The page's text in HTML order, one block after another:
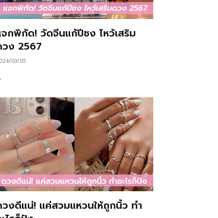
กพิกัด! วัดจีนแก้ปีชง ไหว้เสริม
ง 2567
03/05
งดีแน่! แค่สวมแหวนให้ถูกนิ้ว ทำ